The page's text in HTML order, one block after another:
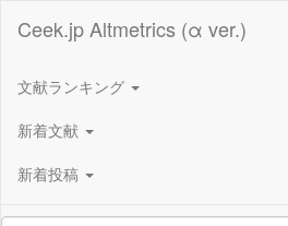
Ceek.jp Altmetrics (α ver.)
文献ランキング
新着文献
新着投稿